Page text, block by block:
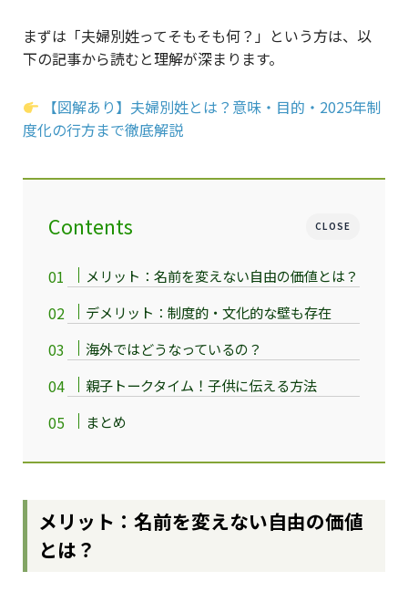
まずは「夫婦別姓ってそもそも何？」という方は、以
下の記事から読むと理解が深まります。
【図解あり】夫婦別姓とは？意味・目的・2025年制
度化の行方まで徹底解説
CLOSE
Contents
メリット：名前を変えない自由の価値とは？
デメリット：制度的・文化的な壁も存在
海外ではどうなっているの？
親子トークタイム！子供に伝える方法
まとめ
メリット：名前を変えない自由の価値
とは？